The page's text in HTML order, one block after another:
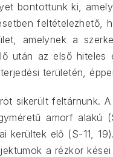
bontottunk ki,
feltételezhető,
amelynek a
után az első
területén,
sikerült feltárnunk.
amorf alakú
kerültek elő (S-11,
a rézkor